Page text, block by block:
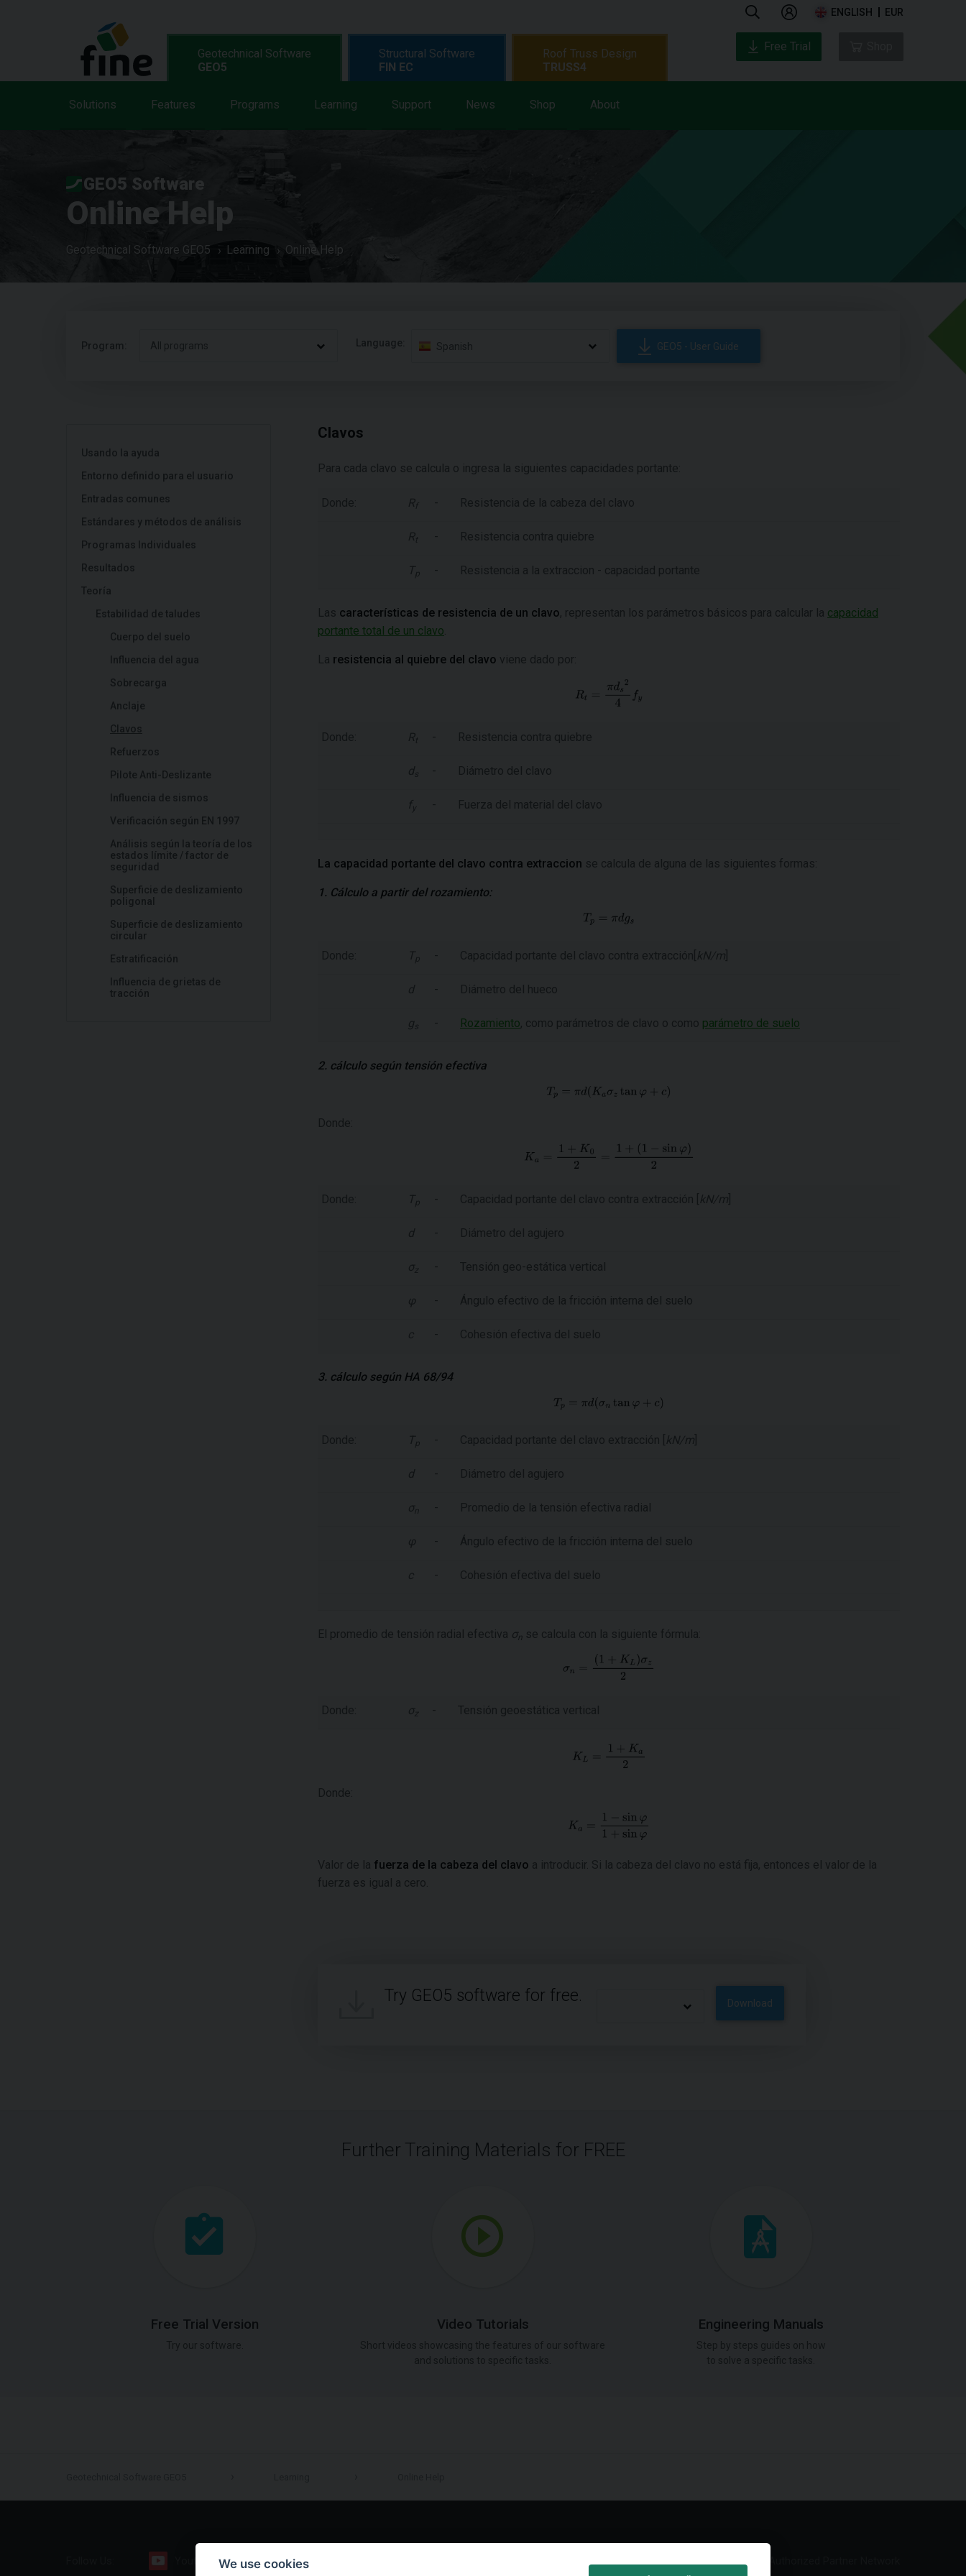
ENGLISH EUR
Geotechnical Software
GEO5
Solutions Features Programs Learning Support News Shop About
Structural Software
FIN EC
Roof Truss Design
TRUSS4
Free Trial
GEO5 Software
Online Help
Geotechnical Software GEO5 Learning Online Help
Program: All programs Language: Spanish GEO5 - User Guide
Usando la ayuda
Entorno definido para el usuario
Entradas comunes
Estándares y métodos de análisis
Programas Individuales
Resultados
Teoría
Estabilidad de taludes
Cuerpo del suelo
Influencia del agua
Sobrecarga
Anclaje
Clavos
Refuerzos
Pilote Anti-Deslizante
Influencia de sismos
Verificación según EN 1997
Análisis según la teoría de los
estados límite / factor de
seguridad
Superficie de deslizamiento
poligonal
Superficie de deslizamiento
circular
Estratificación
Influencia de grietas de
tracción
Clavos
Para cada clavo se calcula o ingresa la siguientes capacidades portante:
Donde: R f - Resistencia de la cabeza del clavo
R t - Resistencia contra quiebre
Tp - Resistencia a la extraccion - capacidad portante
Las características de resistencia de un clavo, representan los parámetros básicos para calcular la capacidad
portante total de un clavo
La resistencia al quiebre del clavo viene dado por:
Donde: R t - Resistencia contra quiebre
ds - Diámetro del clavo
fy - Fuerza del material del clavo
La capacidad portante del clavo contra extraccion se calcula de alguna de las siguientes formas:
1. Cálculo a partir del rozamiento:
Donde: Tp - Capacidad portante del clavo contra extracción[ kN/m
d - Diámetro del hueco
gs - Rozamiento, como parámetros de clavo o como parámetro de suelo
2. cálculo según tensión efectiva
Donde:
Donde: Tp - Capacidad portante del clavo contra extracción [ kN/m
d - Diámetro del agujero
σz - Tensión geo-estática vertical
φ - Ángulo efectivo de la fricción interna del suelo
c - Cohesión efectiva del suelo
3. cálculo según HA 68/94
Donde: Tp - Capacidad portante del clavo extracción [ kN/m
d - Diámetro del agujero
σn - Promedio de la tensión efectiva radial
φ - Ángulo efectivo de la fricción interna del suelo
c - Cohesión efectiva del suelo
El promedio de tensión radial efectiva σn se calcula con la siguiente fórmula:
Donde: σ z - Tensión geoestática vertical
Donde:
Valor de la fuerza de la cabeza del clavo a introducir. Si la cabeza del clavo no está fija, entonces el valor de la
fuerza es igual a cero.
Try GEO5 software for free. Download
Further Training Materials for FREE
Free Trial Version Video Tutorials Engineering Manuals
Facebook
We use cookies